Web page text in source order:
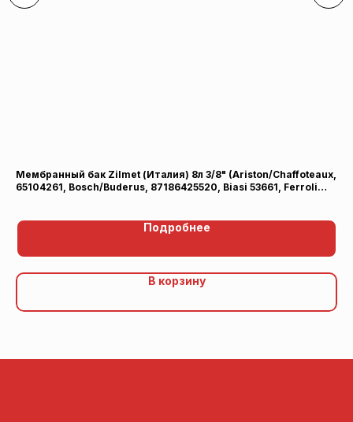
Мембранный бак Zilmet (Италия) 8л 3/8" (Ariston/Chaffoteaux,
65104261, Bosch/Buderus, 87186425520, Biasi 53661, Ferroli
Подробнее
В корзину